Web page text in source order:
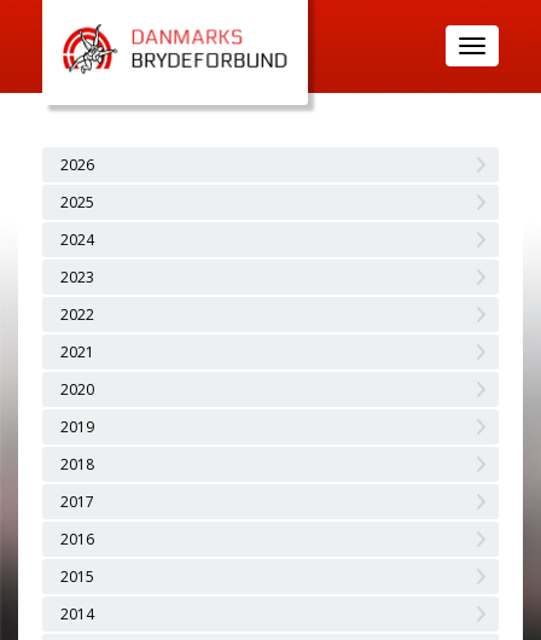
Toggle
navigation
2026
2025
2024
2023
2022
2021
2020
2019
2018
2017
2016
2015
2014